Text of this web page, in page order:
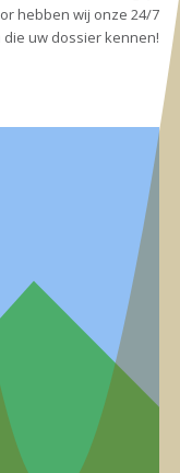
hebben wij onze 24/7
uw dossier kennen!